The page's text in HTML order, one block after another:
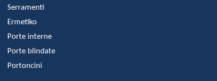
Serramenti
Ermetiko
Porte interne
Porte blindate
Portoncini